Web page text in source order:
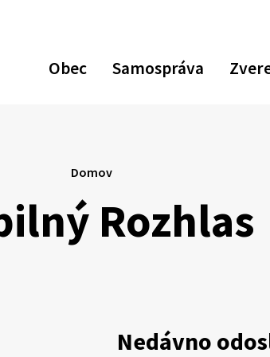
Obec Samospráva
Odoslať
Rozhlas
Domov
Nedávno